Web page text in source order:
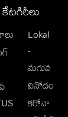
Lokal
-
మగువ
వినోదం
కరోనా